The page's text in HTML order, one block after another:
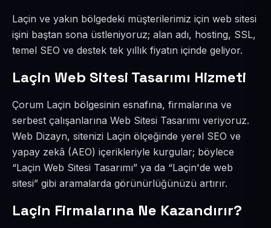
Laçin ve yakın bölgedeki müşterilerimiz için web sitesi
işini baştan sona üstleniyoruz; alan adı, hosting, SSL,
temel SEO ve destek tek yıllık fiyatın içinde geliyor.
Laçin Web Sitesi Tasarımı Hizmeti
Çorum Laçin bölgesinin esnafına, firmalarına ve
serbest çalışanlarına Web Sitesi Tasarımı veriyoruz.
Web Dizayn, sitenizi Laçin ölçeğinde yerel SEO ve
yapay zekâ (AEO) içerikleriyle kurgular; böylece
“Laçin Web Sitesi Tasarımı” ya da “Laçin'de web
sitesi” gibi aramalarda görünürlüğünüzü artırır.
Laçin Firmalarına Ne Kazandırır?